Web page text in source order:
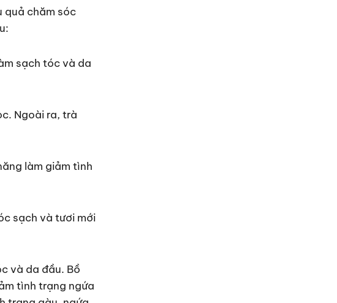
quả chăm sóc
sạch tóc và da
Ngoài ra, trà
làm giảm tình
sạch và tươi mới
và da đầu. Bồ
tình trạng ngứa